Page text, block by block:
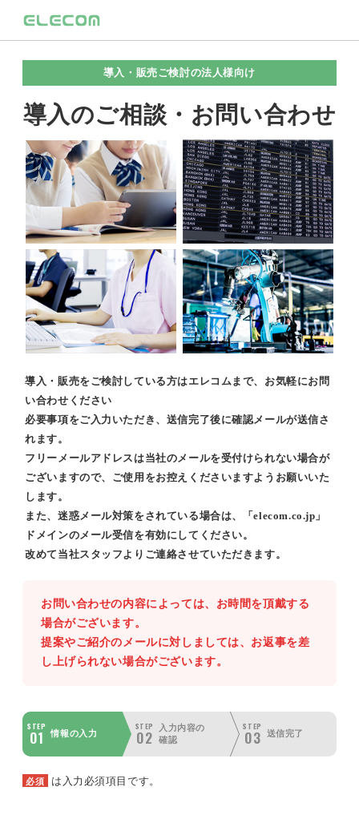
導入・販売ご検討の法人様向け
導入のご相談・お問い合わせ
導入・販売をご検討している方はエレコムまで、お気軽にお問
い合わせください
必要事項をご入力いただき、送信完了後に確認メールが送信さ
れます。
フリーメールアドレスは当社のメールを受付けられない場合が
ございますので、ご使用をお控えくださいますようお願いいた
します。
また、迷惑メール対策をされている場合は、「elecom.co.jp」
ドメインのメール受信を有効にしてください。
改めて当社スタッフよりご連絡させていただきます。
お問い合わせの内容によっては、お時間を頂戴する
場合がございます。
提案やご紹介のメールに対しましては、お返事を差
し上げられない場合がございます。
STEP
01 情報の入力
STEP
02
入力内容の
確認
STEP
03 送信完了
必須 は入力必須項目です。